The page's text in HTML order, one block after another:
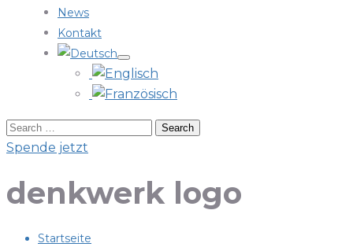
News
Kontakt
Spende jetzt
denkwerk logo
Startseite